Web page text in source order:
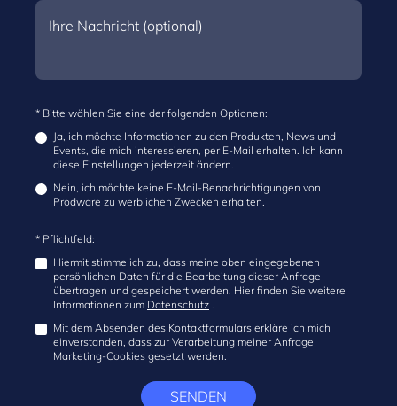
* Bitte wählen Sie eine der folgenden Optionen:
Ja, ich möchte Informationen zu den Produkten, News und
Events, die mich interessieren, per E-Mail erhalten. Ich kann
diese Einstellungen jederzeit ändern.
Nein, ich möchte keine E-Mail-Benachrichtigungen von
Prodware zu werblichen Zwecken erhalten.
* Pflichtfeld:
Hiermit stimme ich zu, dass meine oben eingegebenen
persönlichen Daten für die Bearbeitung dieser Anfrage
übertragen und gespeichert werden. Hier finden Sie weitere
Informationen zum Datenschutz
Mit dem Absenden des Kontaktformulars erkläre ich mich
einverstanden, dass zur Verarbeitung meiner Anfrage
Marketing-Cookies gesetzt werden.
SENDEN